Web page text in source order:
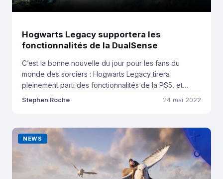
Hogwarts Legacy supportera les
fonctionnalités de la DualSense
C’est la bonne nouvelle du jour pour les fans du
monde des sorciers : Hogwarts Legacy tirera
pleinement parti des fonctionnalités de la PS5, et
particulièrement de la DualSense. Les gâchettes
En effet, nous ressentirons a priori […]
Stephen Roche 24 mai 2022
NEWS